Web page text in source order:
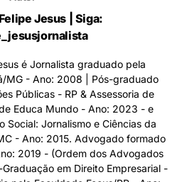
Jesus | Siga:
é Jornalista graduado pela
MG - Ano: 2008 | Pós-graduado
Públicas - RP & Assessoria de
Educa Mundo - Ano: 2023 - e
Social: Jornalismo e Ciências da
- Ano: 2015. Advogado formado
2019 - (Ordem dos Advogados
em Direito Empresarial -